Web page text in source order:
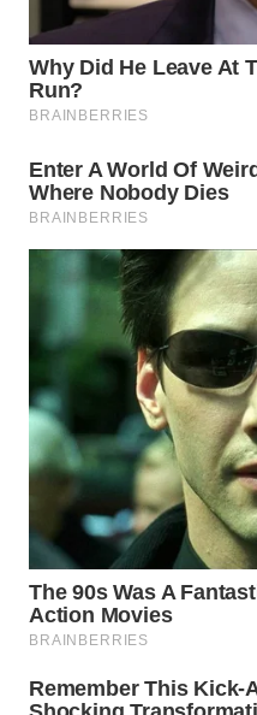
WN
TEBING
TINGGI
WN
PAKPAK
WN
KARAWANG
WN
WN
BOGOR
WN
DEPOK
WN
TAPANULI